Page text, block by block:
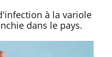
à la variole
dans le pays.